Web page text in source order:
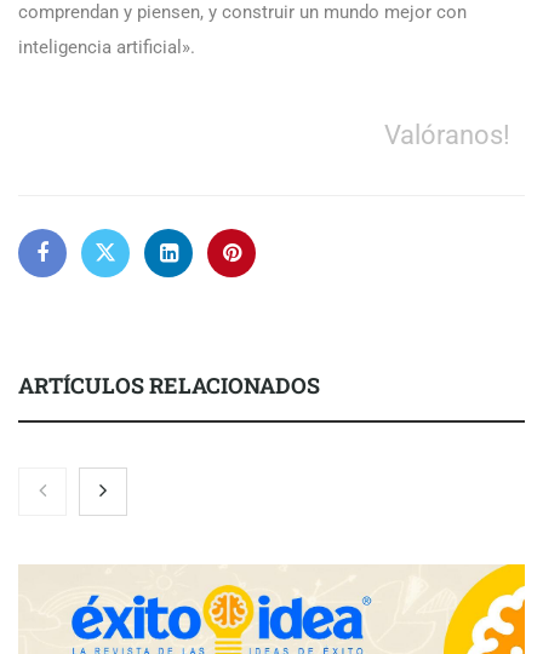
comprendan y piensen, y construir un mundo mejor con
inteligencia artificial».
Valóranos!
ARTÍCULOS RELACIONADOS